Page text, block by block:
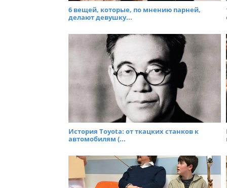
6 вещей, которые, по мнению парней,
делают девушку...
История Toyota: от ткацких станков к
автомобилям (...